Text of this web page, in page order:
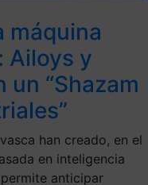
máquina
Ailoys y
un “Shazam
han creado, en el
en inteligencia
anticipar